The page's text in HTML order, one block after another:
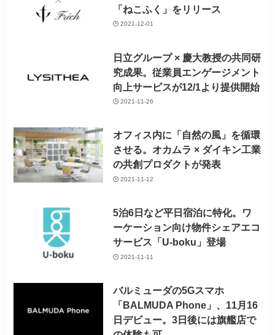
「ねこふく」をリリース
2021-12-01
日立グループ × 慶大教授の共同研
究成果。従業員エンゲージメント
向上サービスが12/1より提供開始
2021-11-26
オフィス内に「自然の風」を循環
させる。オカムラ × ダイキン工業
の共創プロダクトが発表
2021-11-12
5泊6日など平日宿泊に特化。ワ
ーケーション向け物件シェアエコ
サービス「U-boku」登場
2021-11-11
バルミューダの5Gスマホ
「BALMUDA Phone」、11月16
日デビュー。3日後には旗艦店で